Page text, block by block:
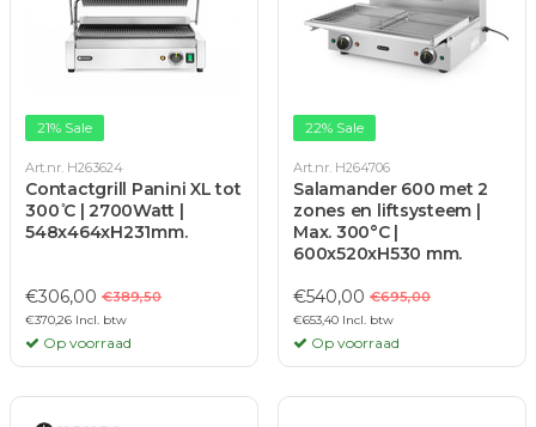
21% Sale
Art.nr. H263624
Contactgrill Panini XL tot
300 ̊C | 2700Watt |
548x464xH231mm.
€306,00 €389,50
€370,26 Incl. btw
Op voorraad
22% Sale
Art.nr. H264706
Salamander 600 met 2
zones en liftsysteem |
Max. 300°C |
600x520xH530 mm.
€540,00 €695,00
€653,40 Incl. btw
Op voorraad